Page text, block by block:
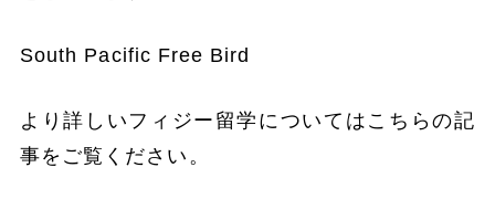
South Pacific Free Bird
より詳しいフィジー留学についてはこちらの記
事をご覧ください。